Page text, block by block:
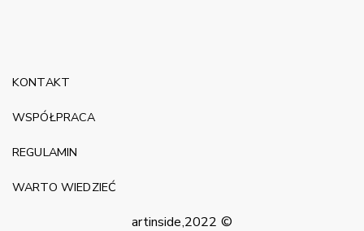
artinside,2022 ©
KONTAKT
WSPÓŁPRACA
REGULAMIN
WARTO WIEDZIEĆ